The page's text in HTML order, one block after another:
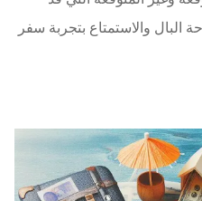
البال والاستمتاع بتجربة سفر